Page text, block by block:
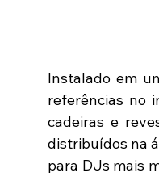
Instalado em
referências no
cadeiras e
distribuídos na
para DJs mais